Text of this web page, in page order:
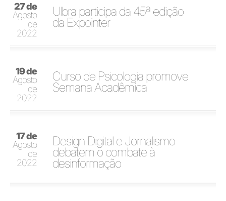
27 de
Agosto
de
2022
Ulbra participa da 45ª edição
da Expointer
19 de
Agosto
de
2022
Curso de Psicologia promove
Semana Acadêmica
17 de
Agosto
de
2022
Design Digital e Jornalismo
debatem o combate à
desinformação